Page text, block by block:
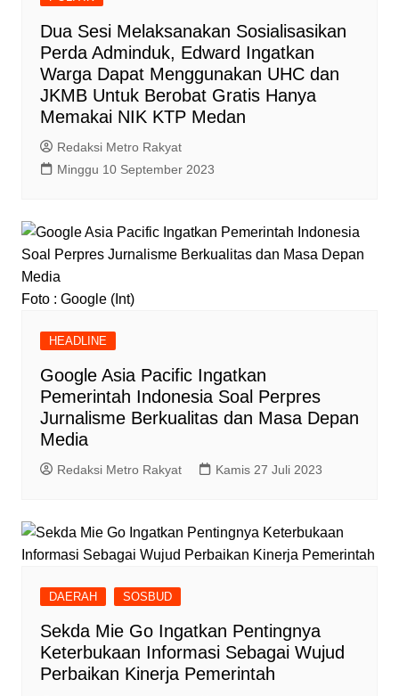
Dua Sesi Melaksanakan Sosialisasikan
Perda Adminduk, Edward Ingatkan
Warga Dapat Menggunakan UHC dan
JKMB Untuk Berobat Gratis Hanya
Memakai NIK KTP Medan
Redaksi Metro Rakyat
Minggu 10 September 2023
Foto : Google (Int)
HEADLINE
Google Asia Pacific Ingatkan
Pemerintah Indonesia Soal Perpres
Jurnalisme Berkualitas dan Masa Depan
Media
Redaksi Metro Rakyat Kamis 27 Juli 2023
DAERAH SOSBUD
Sekda Mie Go Ingatkan Pentingnya
Keterbukaan Informasi Sebagai Wujud
Perbaikan Kinerja Pemerintah